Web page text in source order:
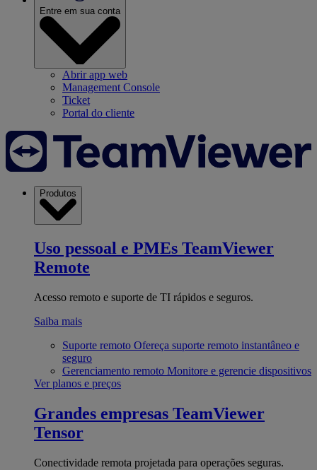
Entre em sua conta
Abrir app web
Management Console
Ticket
Portal do cliente
Produtos
Uso pessoal e PMEs TeamViewer
Remote
Acesso remoto e suporte de TI rápidos e seguros.
Saiba mais
Suporte remoto Ofereça suporte remoto instantâneo e
seguro
Gerenciamento remoto Monitore e gerencie dispositivos
Ver planos e preços
Grandes empresas TeamViewer
Tensor
Conectividade remota projetada para operações seguras.